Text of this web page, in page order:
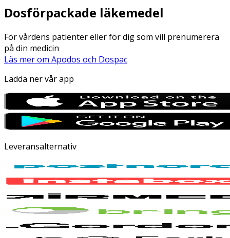
Dosförpackade läkemedel
För vårdens patienter eller för dig som vill prenumerera
på din medicin
Läs mer om Apodos och Dospac
Ladda ner vår app
Leveransalternativ